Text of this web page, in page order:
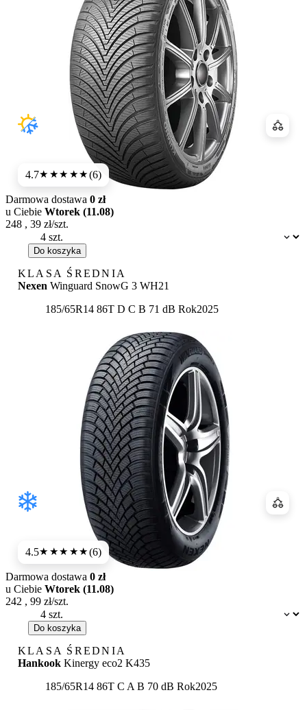
4.7★★★★★(6)
Dostępność:
Darmowa dostawa 0 zł
u Ciebie Wtorek (11.08)
248 , 39 zł/szt.
Do koszyka
KLASA ŚREDNIA
Nexen Winguard SnowG 3 WH21
185/65R14 86T Etykieta:
D C B 71 dB Rok2025
4.5★★★★★(6)
Dostępność:
Darmowa dostawa 0 zł
u Ciebie Wtorek (11.08)
242 , 99 zł/szt.
Do koszyka
KLASA ŚREDNIA
Hankook Kinergy eco2 K435
185/65R14 86T Etykieta:
C A B 70 dB Rok2025